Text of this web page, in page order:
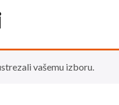
vašemu izboru.